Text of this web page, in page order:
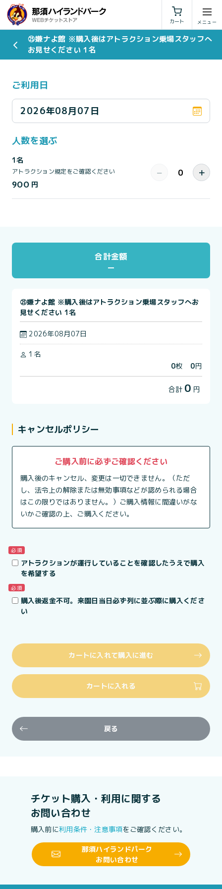
カート
利用規約 特定商取引法に基づく表示
㉕嫌ナよ館 ※購入後はアトラクション乗場スタッフへ
お見せください 1名
ご利用日
2026年08月07日
人数を選ぶ
1名
アトラクション規定をご確認ください
900 円
− ＋
合計金額
㉕嫌ナよ館 ※購入後はアトラクション乗場スタッフへお
見せください 1名
2026年08月07日
1名
0枚 0円
合計 0 円
キャンセルポリシー
ご購入前に必ずご確認ください
購入後のキャンセル、変更は一切できません。（ただ
し、法令上の解除または無効事項などが認められる場合
はこの限りではありません。）ご購入情報に間違いがな
いかご確認の上、ご購入ください。
必須
アトラクションが運行していることを確認したうえで購入
を希望する
必須
購入後返金不可。来園日当日必ず列に並ぶ際に購入くださ
い
カートに入れて購入に進む
カートに入れる
戻る
チケット購入・利用に関する
お問い合わせ
購入前に利用条件・注意事項をご確認ください。
那須ハイランドパーク
お問い合わせ